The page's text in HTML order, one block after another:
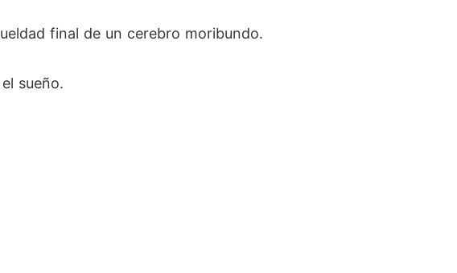
final de un cerebro moribundo.
sueño.